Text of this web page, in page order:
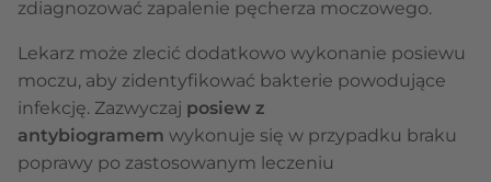
zdiagnozować zapalenie pęcherza moczowego.
Lekarz może zlecić dodatkowo wykonanie posiewu
moczu, aby zidentyfikować bakterie powodujące
infekcję. Zazwyczaj posiew z
antybiogramem wykonuje się w przypadku braku
poprawy po zastosowanym leczeniu